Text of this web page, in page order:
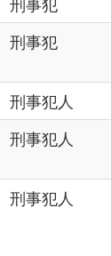
刑事犯
刑事犯人
刑事犯人
刑事犯人